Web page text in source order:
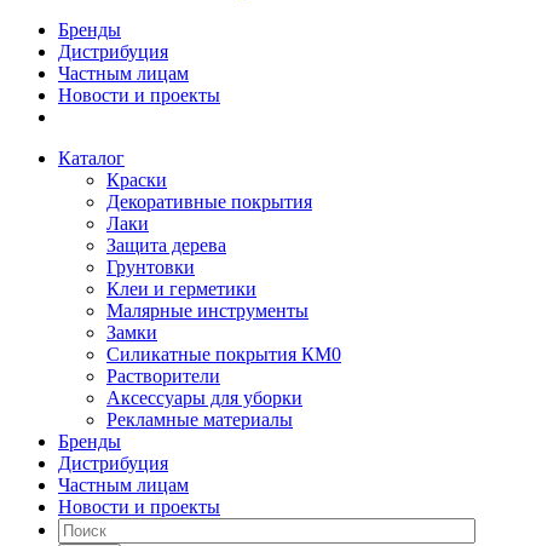
Бренды
Дистрибуция
Частным лицам
Новости и проекты
Каталог
Краски
Декоративные покрытия
Лаки
Защита дерева
Грунтовки
Клеи и герметики
Малярные инструменты
Замки
Силикатные покрытия КМ0
Растворители
Аксессуары для уборки
Рекламные материалы
Бренды
Дистрибуция
Частным лицам
Новости и проекты